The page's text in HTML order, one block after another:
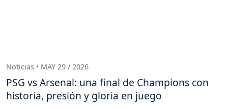
Noticias • MAY 29 / 2026
PSG vs Arsenal: una final de Champions con
historia, presión y gloria en juego